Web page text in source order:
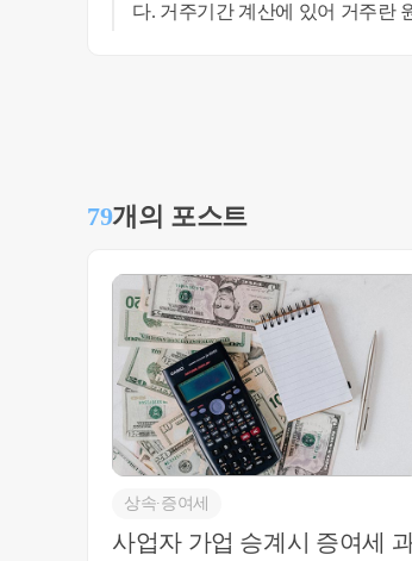
다. 거주기간 계산에 있어 거주란 원칙적으로 세대 전원이 거주하는 것을 말하나 다
라서 나머지 세대원이 거주하지
79개의 포스트
상속∙증여세
사업자 가업 승계시 증여세